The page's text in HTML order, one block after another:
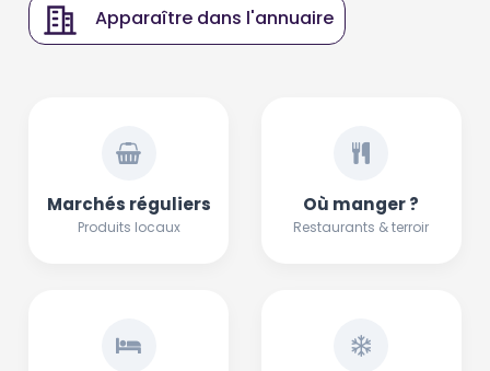
Apparaître dans l'annuaire
Marchés réguliers
Produits locaux
Où manger ?
Restaurants & terroir